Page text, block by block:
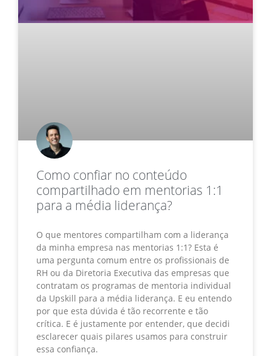
Como confiar no conteúdo
compartilhado em mentorias 1:1
para a média liderança?
O que mentores compartilham com a liderança
da minha empresa nas mentorias 1:1? Esta é
uma pergunta comum entre os profissionais de
RH ou da Diretoria Executiva das empresas que
contratam os programas de mentoria individual
da Upskill para a média liderança. E eu entendo
por que esta dúvida é tão recorrente e tão
crítica. E é justamente por entender, que decidi
esclarecer quais pilares usamos para construir
essa confiança.